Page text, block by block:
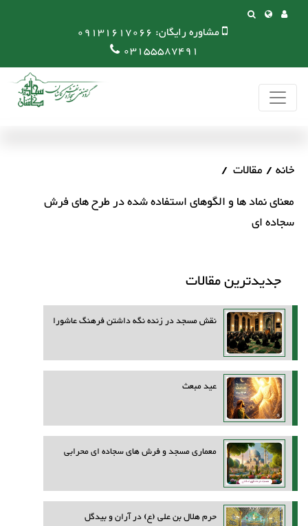
مشاوره رایگان: 09131617066
03155587491
خانه
مقالات
معنای نماد ها و الگوهای استفاده شده در طرح های فرش
سجاده ای
جدیدترین مقالات
نقش مسجد در زنده نگه داشتن فرهنگ عاشورا
عید مبعث
معماری مسجد و فرش های سجاده ای محرابی
حرم هلال بن علی (ع) در آران و بیدگل